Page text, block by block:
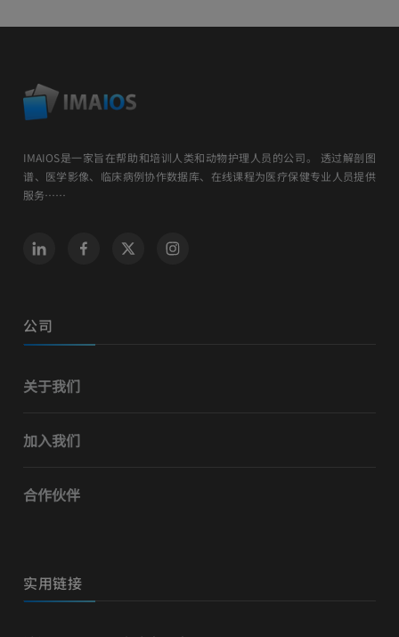
IMAIOS是一家旨在帮助和培训人类和动物护理人员的公司。 透过解剖图
谱、医学影像、临床病例协作数据库、在线课程为医疗保健专业人员提供
服务……
公司
关于我们
加入我们
合作伙伴
实用链接